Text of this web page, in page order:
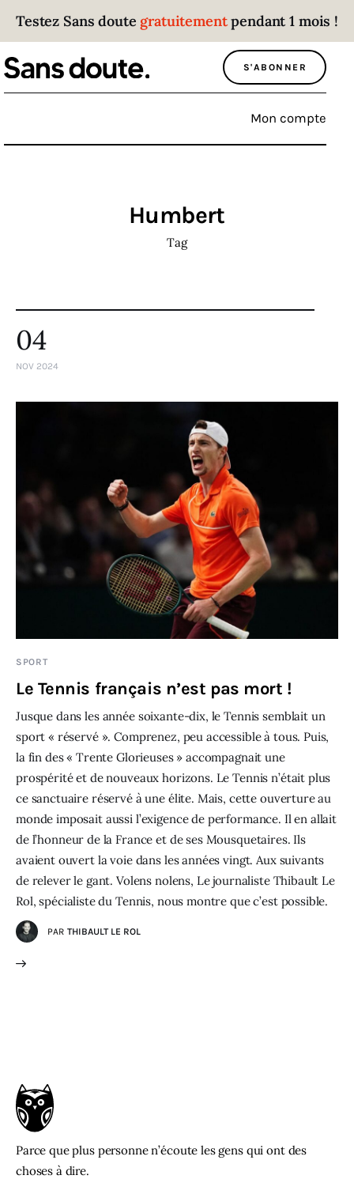
Testez Sans doute gratuitementpendant 1 mois !
S'ABONNER
Mon compte
Sans doute
Parce que plus personne n’écoute les gens
qui ont des choses à dire.
Politique
Sport
Société
Humbert
Tag
04
NOV 2024
SPORT
Le Tennis français n’est pas mort !
Jusque dans les année soixante-dix, le Tennis semblait un
sport « réservé ». Comprenez, peu accessible à tous. Puis,
la fin des « Trente Glorieuses » accompagnait une
prospérité et de nouveaux horizons. Le Tennis n’était plus
ce sanctuaire réservé à une élite. Mais, cette ouverture au
monde imposait aussi l’exigence de performance. Il en allait
de l’honneur de la France et de ses Mousquetaires. Ils
avaient ouvert la voie dans les années vingt. Aux suivants
de relever le gant. Volens nolens, Le journaliste Thibault Le
Rol, spécialiste du Tennis, nous montre que c’est possible.
PAR THIBAULT LE ROL
Parce que plus personne n’écoute les gens qui ont des
choses à dire.